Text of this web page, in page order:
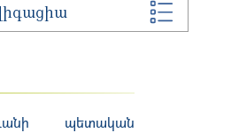
պետական